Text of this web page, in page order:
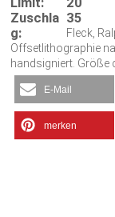
Zuschla
g:
35
Fleck,
Offsetlithographie
handsigniert. Größe
E-Mail
merken